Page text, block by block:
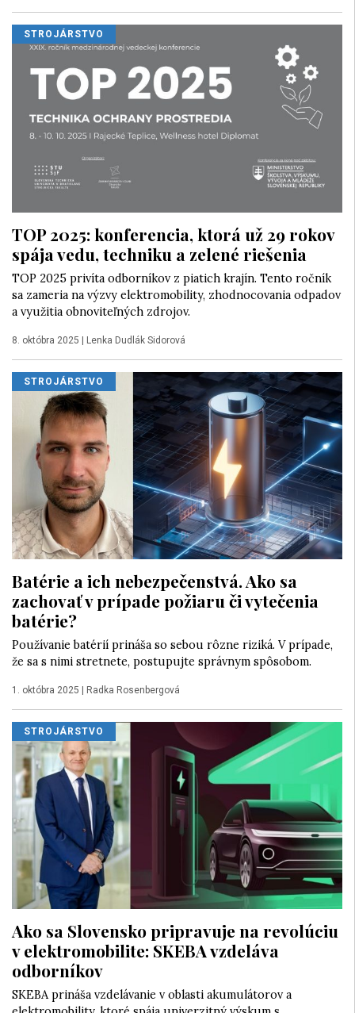
STROJÁRSTVO
TOP 2025: konferencia, ktorá už 29 rokov
spája vedu, techniku a zelené riešenia
TOP 2025 privíta odborníkov z piatich krajín. Tento ročník
sa zameria na výzvy elektromobility, zhodnocovania odpadov
a využitia obnoviteľných zdrojov.
8. októbra 2025 | Lenka Dudlák Sidorová
STROJÁRSTVO
Batérie a ich nebezpečenstvá. Ako sa
zachovať v prípade požiaru či vytečenia
batérie?
Používanie batérií prináša so sebou rôzne riziká. V prípade,
že sa s nimi stretnete, postupujte správnym spôsobom.
1. októbra 2025 | Radka Rosenbergová
STROJÁRSTVO
Ako sa Slovensko pripravuje na revolúciu
v elektromobilite: SKEBA vzdeláva
odborníkov
SKEBA prináša vzdelávanie v oblasti akumulátorov a